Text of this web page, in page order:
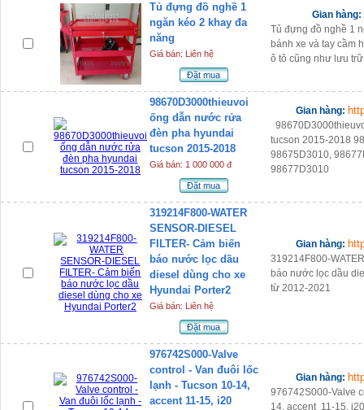
Tủ đựng đồ nghề 1
ngăn kéo 2 khay đa
năng
Giá bán: Liên hệ
Đặt mua
Gian hàng:
Tủ đựng đồ nghề 1
bánh xe và tay cầm
ô tô cũng như lưu
98670D3000thieuvoi
ống dẫn nước rửa
đèn pha hyundai
tucson 2015-2018
Giá bán: 1 000 000 đ
Đặt mua
Gian hàng:
tucson 2015-2018
98675D3010,
98677D3010
319214F800-WATER
SENSOR-DIESEL
FILTER- Cảm biến
báo nước lọc dầu
diesel dùng cho xe
Hyundai Porter2
Giá bán: Liên hệ
Đặt mua
Gian hàng:
319214F800-
báo nước lọc dầu
từ 2012-2021
976742S000-Valve
control - Van đuôi lốc
lạnh - Tucson 10-14,
accent 11-15, i20
Gian hàng:
976742S000-Valve
14, accent 11-15,